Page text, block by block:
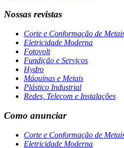
Nossas revistas
Corte e Conformação de
Eletricidade Moderna
Fotovolt
Fundição e Serviços
Hydro
Máquinas e Metais
Plástico Industrial
Redes, Telecom e Instalações
Como anunciar
Corte e Conformação de
Eletricidade Moderna